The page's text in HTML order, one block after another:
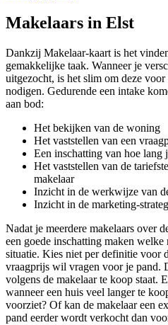
Makelaars in Elst
Dankzij Makelaar-kaart is het
gemakkelijke taak. Wanneer je
uitgezocht, is het slim om deze
nodigen. Gedurende een intake
aan bod:
Het bekijken van de woning
Het vaststellen van een
Een inschatting van hoe lang
Het vaststellen van de
makelaar
Inzicht in de werkwijze van
Inzicht in de marketing-
Nadat je meerdere makelaars over
een goede inschatting maken
situatie. Kies niet per definitie voor
vraagprijs wil vragen voor je pand.
volgens de makelaar te koop staat.
wanneer een huis veel langer te
voorziet? Of kan de makelaar een
pand eerder wordt verkocht dan